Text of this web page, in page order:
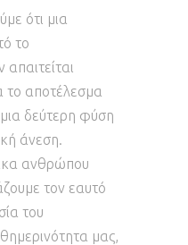
ότι μια
το
το αποτέλεσμα
δεύτερη φύση
άνεση.
ανθρώπου
τον εαυτό
του
μας,